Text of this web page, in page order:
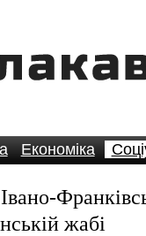
Економіка
жабі